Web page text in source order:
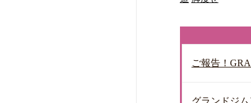
ご報告！
グランドジ